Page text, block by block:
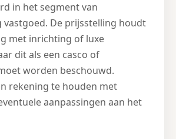
in het segment van
De prijsstelling houdt
met inrichting of luxe
dit als een casco of
worden beschouwd.
rekening te houden met
aanpassingen aan het